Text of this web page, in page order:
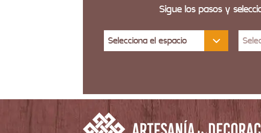
Sigue los pasos y
Selecciona el espacio